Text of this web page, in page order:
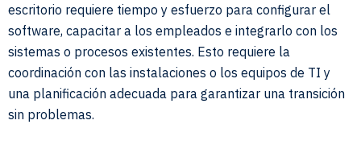
escritorio requiere tiempo y esfuerzo para configurar el
software, capacitar a los empleados e integrarlo con los
sistemas o procesos existentes. Esto requiere la
coordinación con las instalaciones o los equipos de TI y
una planificación adecuada para garantizar una transición
sin problemas.